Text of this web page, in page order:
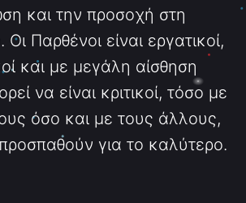
και την προσοχή στη
Οι Παρθένοι είναι εργατικοί,
και με μεγάλη αίσθηση
να είναι κριτικοί, τόσο με
όσο και με τους άλλους,
για το καλύτερο.